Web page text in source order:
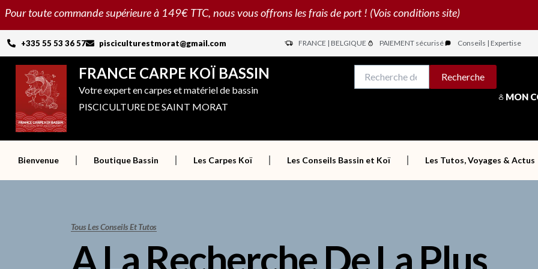
Aller
contenu
Pour toute commande supérieure à 149€ TTC, nous vous offrons les frais de port ! (Vois conditions site)
+335 55 53 36 57 pisciculturestmorat@gmail.com FRANCE | BELGIQUE PAIEMENT sécurisé Conseils | Expertise
FRANCE CARPE KOÏ BASSIN
Votre expert en carpes et matériel de bassin
PISCICULTURE DE SAINT MORAT
pour :
Recherche
MON
Bienvenue Boutique Bassin Les Carpes Koï Les Conseils Bassin et Koï Les Tutos, Voyages & Actus
Tous Les Conseils Et Tutos
A La Recherche De La Plus